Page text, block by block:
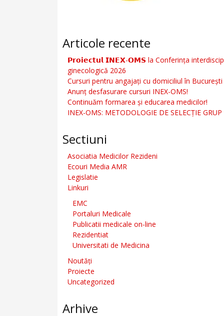
Articole recente
𝗣𝗿𝗼𝗶𝗲𝗰𝘁𝘂𝗹 𝗜𝗡𝗘𝗫-𝗢𝗠𝗦 la Conferința
ginecologică 2026
Cursuri pentru angajați cu domiciliul în
Anunţ desfasurare cursuri INEX-OMS!
Continuăm formarea şi educarea medicilor!
INEX-OMS: METODOLOGIE DE SELECȚIE
Sectiuni
Asociatia Medicilor Rezideni
Ecouri Media AMR
Legislatie
Linkuri
EMC
Portaluri Medicale
Publicatii medicale on-line
Rezidentiat
Universitati de Medicina
Noutăți
Proiecte
Uncategorized
Arhive